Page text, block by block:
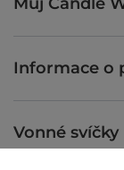
Informace o
Vonné svíčky